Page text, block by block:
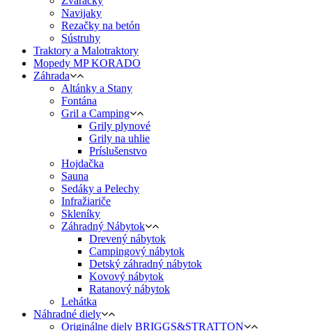
Navijaky
Rezačky na betón
Sústruhy
Traktory a Malotraktory
Mopedy MP KORADO
Záhrada
Altánky a Stany
Fontána
Gril a Camping
Grily plynové
Grily na uhlie
Príslušenstvo
Hojdačka
Sauna
Sedáky a Pelechy
Infražiariče
Skleníky
Záhradný Nábytok
Drevený nábytok
Campingový nábytok
Detský záhradný nábytok
Kovový nábytok
Ratanový nábytok
Lehátka
Náhradné diely
Originálne diely BRIGGS&STRATTON